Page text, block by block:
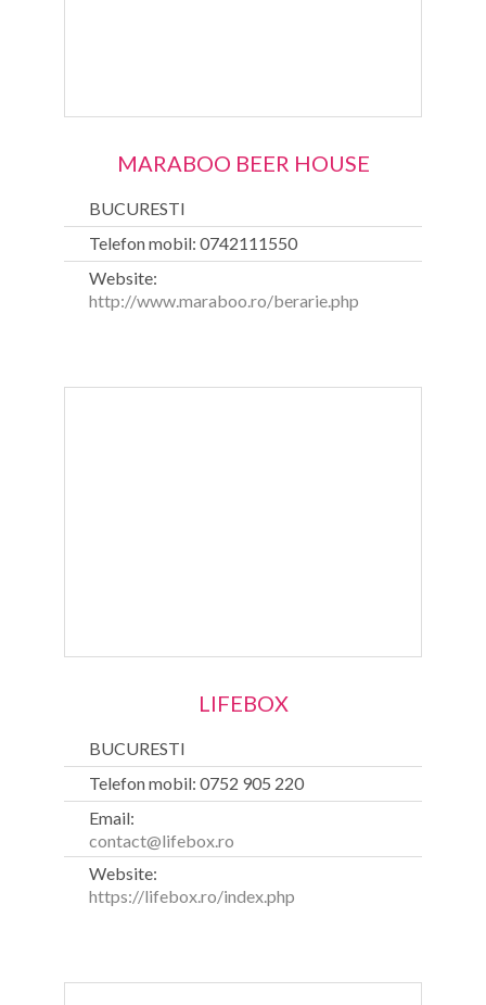
MARABOO BEER HOUSE
BUCURESTI
Telefon mobil: 0742111550
Website:
http://www.maraboo.ro/berarie.php
LIFEBOX
BUCURESTI
Telefon mobil: 0752 905 220
Email:
contact@lifebox.ro
Website:
https://lifebox.ro/index.php